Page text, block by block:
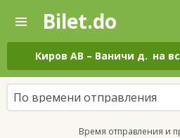
—
Поиск
и
покупка
билетов
на
автобус
онлайн
Bilet.do
Киров АВ – Ваничи д. на
По времени отправления
Время отправления и